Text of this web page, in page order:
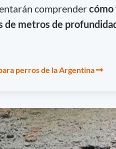
comprendercómo
de metros de
perros de la Argentina